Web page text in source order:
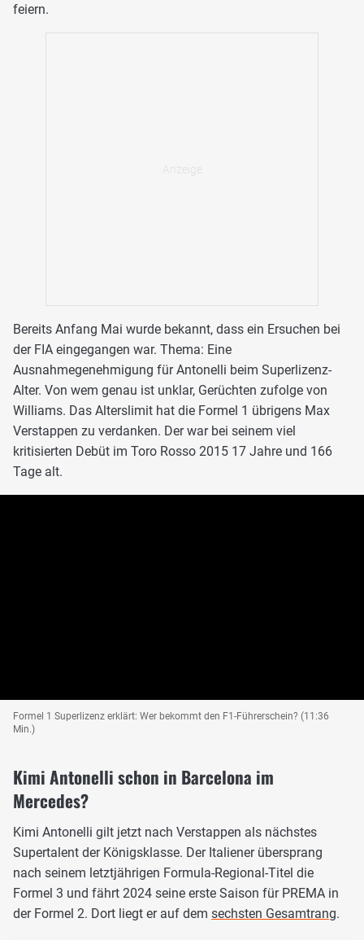
feiern.
Bereits Anfang Mai wurde bekannt, dass ein Ersuchen bei
der FIA eingegangen war. Thema: Eine
Ausnahmegenehmigung für Antonelli beim Superlizenz-
Alter. Von wem genau ist unklar, Gerüchten zufolge von
Williams. Das Alterslimit hat die Formel 1 übrigens Max
Verstappen zu verdanken. Der war bei seinem viel
kritisierten Debüt im Toro Rosso 2015 17 Jahre und 166
Tage alt.
Formel 1 Superlizenz erklärt: Wer bekommt den F1-Führerschein? (11:36
Min.)
Kimi Antonelli schon in Barcelona im
Mercedes?
Kimi Antonelli gilt jetzt nach Verstappen als nächstes
Supertalent der Königsklasse. Der Italiener übersprang
nach seinem letztjährigen Formula-Regional-Titel die
Formel 3 und fährt 2024 seine erste Saison für PREMA in
der Formel 2. Dort liegt er auf dem sechsten Gesamtrang.